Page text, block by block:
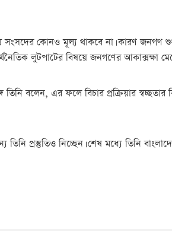
সংসদের কোনও মূল্য থাকবে না। কারণ জনগণ
লুটপাটের বিষয়ে জনগণের আকাক্সক্ষা
বলেন, এর ফলে বিচার প্রক্রিয়ার স্বচ্ছতার
প্রস্তুতিও নিচ্ছেন। শেষ মধ্যে তিনি